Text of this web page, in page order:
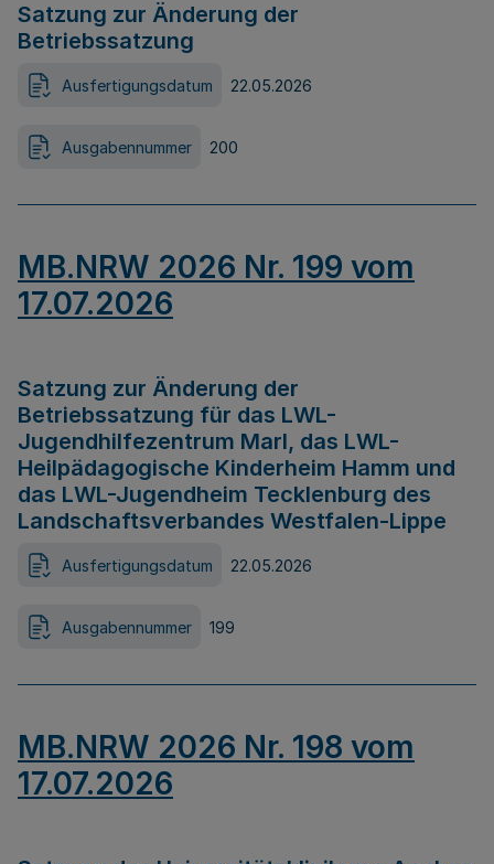
Satzung zur Änderung der
Betriebssatzung
Ausfertigungsdatum 22.05.2026
Ausgabennummer 200
MB.NRW 2026 Nr. 199 vom
17.07.2026
Satzung zur Änderung der
Betriebssatzung für das LWL-
Jugendhilfezentrum Marl, das LWL-
Heilpädagogische Kinderheim Hamm und
das LWL-Jugendheim Tecklenburg des
Landschaftsverbandes Westfalen-Lippe
Ausfertigungsdatum 22.05.2026
Ausgabennummer 199
MB.NRW 2026 Nr. 198 vom
17.07.2026